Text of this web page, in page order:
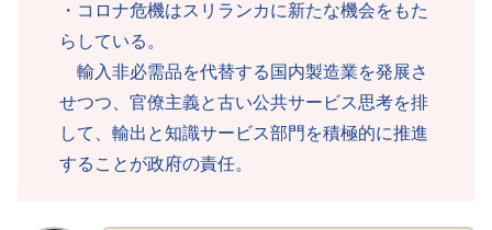
・コロナ危機はスリランカに新たな機会をもた
らしている。
輸入非必需品を代替する国内製造業を発展さ
せつつ、官僚主義と古い公共サービス思考を排
して、輸出と知識サービス部門を積極的に推進
することが政府の責任。